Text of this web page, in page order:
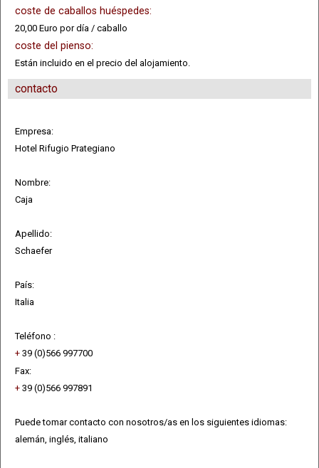
coste de caballos huéspedes:
20,00 Euro por día / caballo
coste del pienso:
Están incluido en el precio del alojamiento.
contacto
Empresa:
Hotel Rifugio Prategiano
Nombre:
Caja
Apellido:
Schaefer
País:
Italia
Teléfono :
+ 39 (0)566 997700
Fax:
+ 39 (0)566 997891
Puede tomar contacto con nosotros/as en los siguientes idiomas:
alemán, inglés, italiano